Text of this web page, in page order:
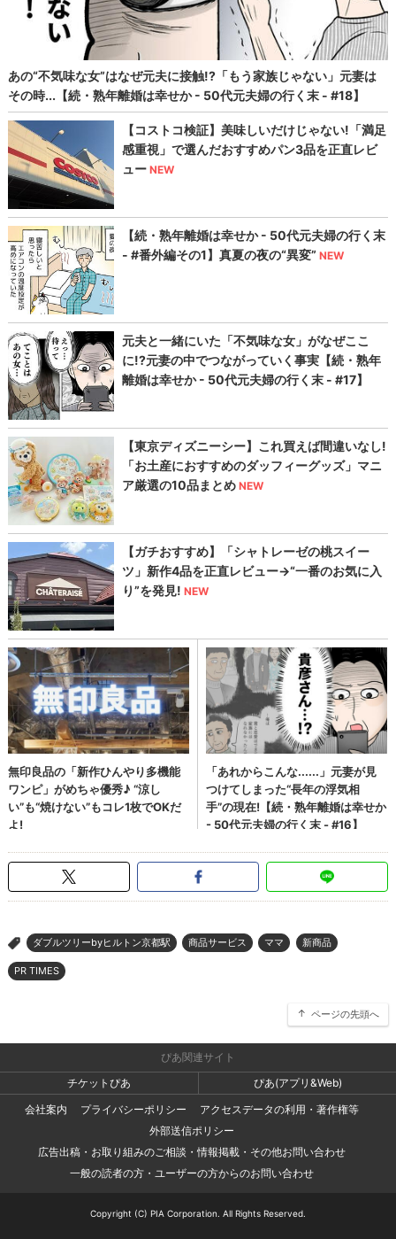
> ダブルツリーbyヒルトン京都駅 商品サービス ママ 新商品
PR TIMES
ページの先頭へ
ぴあ関連サイト
チケットぴあ
ぴあ(アプリ&Web)
会社案内
プライバシーポリシー
アクセスデータの利用・著作権等
外部送信ポリシー
広告出稿・お取り組みのご相談・情報掲載・その他お問い合わせ
一般の読者の方・ユーザーの方からのお問い合わせ
Copyright (C) PIA Corporation. All Rights Reserved.